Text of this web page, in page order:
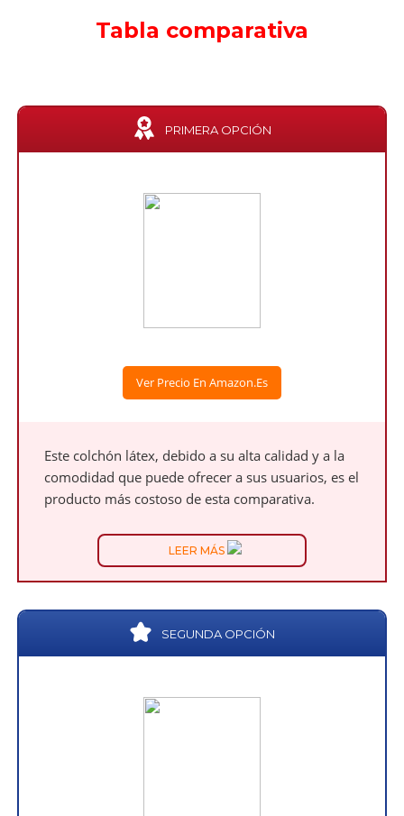
Tabla comparativa
PRIMERA OPCIÓN
Ver Precio En Amazon.es
Este colchón látex, debido a su alta calidad y a la
comodidad que puede ofrecer a sus usuarios, es el
producto más costoso de esta comparativa.
LEER MÁS
SEGUNDA OPCIÓN